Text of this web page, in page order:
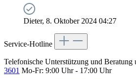
Dieter, 8. Oktober 2024 04:27
Service-Hotline
Telefonische Unterstützung und Beratung
3601 Mo-Fr: 9:00 Uhr - 17:00 Uhr